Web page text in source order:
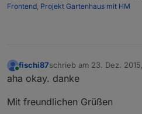
Frontend, Projekt Gartenhaus mit HM
Online
fischi87schrieb am 23. Dez.
zuletzt editiert von
aha okay. danke
Mit freundlichen Grüßen